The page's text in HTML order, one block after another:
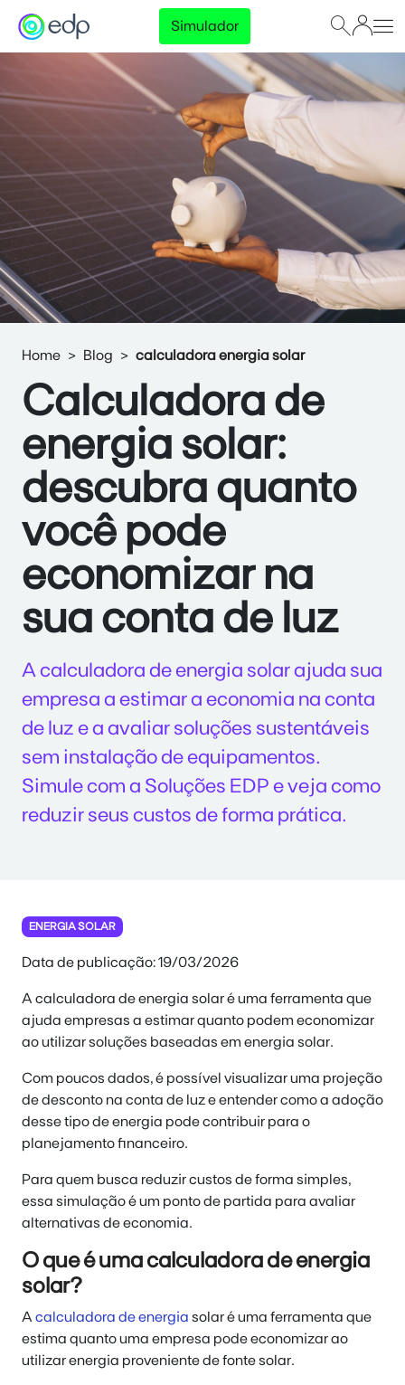
Simulador
Home Blog calculadora energia solar
Calculadora de
energia solar:
descubra quanto
você pode
economizar na
sua conta de luz
A calculadora de energia solar ajuda sua
empresa a estimar a economia na conta
de luz e a avaliar soluções sustentáveis
sem instalação de equipamentos.
Simule com a Soluções EDP e veja como
reduzir seus custos de forma prática.
ENERGIA SOLAR
Data de publicação: 19/03/2026
A calculadora de energia solar é uma ferramenta que
ajuda empresas a estimar quanto podem economizar
ao utilizar soluções baseadas em energia solar.
Com poucos dados, é possível visualizar uma projeção
de desconto na conta de luz e entender como a adoção
desse tipo de energia pode contribuir para o
planejamento financeiro.
Para quem busca reduzir custos de forma simples,
essa simulação é um ponto de partida para avaliar
alternativas de economia.
O que é uma calculadora de energia
solar?
A calculadora de energia solar é uma ferramenta que
estima quanto uma empresa pode economizar ao
utilizar energia proveniente de fonte solar.